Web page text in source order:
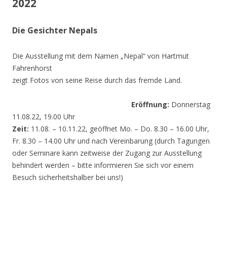
2022
Die Gesichter Nepals
Die Ausstellung mit dem Namen „Nepal“ von Hartmut
Fahrenhorst
zeigt Fotos von seine Reise durch das fremde Land.
Eröffnung: Donnerstag
11.08.22, 19.00 Uhr
Zeit: 11.08. – 10.11.22, geöffnet Mo. – Do. 8.30 – 16.00 Uhr,
Fr. 8.30 – 14.00 Uhr und nach Vereinbarung (durch Tagungen
oder Seminare kann zeitweise der Zugang zur Ausstellung
behindert werden – bitte informieren Sie sich vor einem
Besuch sicherheitshalber bei uns!)